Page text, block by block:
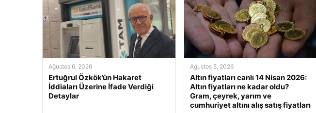
Ağustos 6, 2026
Ertuğrul Özkök’ün Hakaret
İddiaları Üzerine İfade Verdiği
Detaylar
Ağustos 5, 2026
Altın fiyatları canlı 14 Nisan 2026:
Altın fiyatları ne kadar oldu?
Gram, çeyrek, yarım ve
cumhuriyet altını alış satış fiyatları